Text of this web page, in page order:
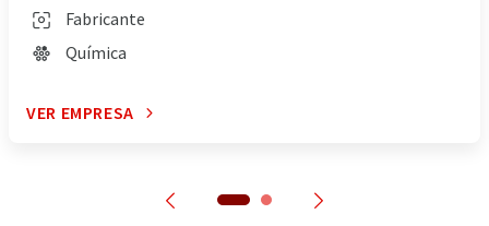
Fabricante
Química
VER EMPRESA